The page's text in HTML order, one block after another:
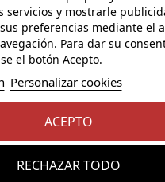
servicios y mostrarle
preferencias mediante el
Para dar su
el botón Acepto.
Personalizar cookies
RECHAZAR TODO
ACEPTO